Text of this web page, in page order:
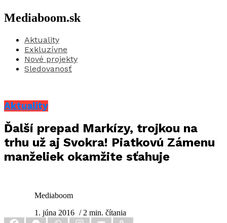
Mediaboom.sk
Aktuality
Exkluzívne
Nové projekty
Sledovanosť
Aktuality
Ďalší prepad Markízy, trojkou na
trhu už aj Svokra! Piatkovú Zámenu
manželiek okamžite sťahuje
Mediaboom
1. júna 2016 / 2 min. čítania